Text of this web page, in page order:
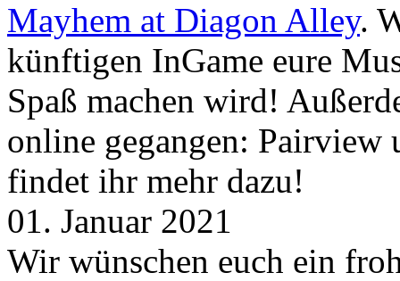
Mayhem at Diagon Alley.
künftigen InGame eure
Spaß machen wird!
online gegangen:
findet ihr mehr dazu!
01. Januar 2021
Wir wünschen euch ein